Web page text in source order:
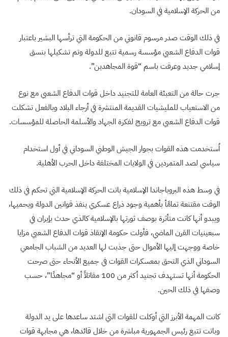
من الحركة الإسلامية في السودان.
في ذلك الوقت صدر مرسوم قانوني من الحكومة التي ترأسها البشير باعتبار
قوات الدفاع الشعبي مؤسسة رسمية تتبع للدولة وتم تشكيلها بنسق
إسلامي جديد وعرفت باسم “قوة المجاهدين”.
جرت حالة من التعبئة العامة للتجنيد داخل قوات الدفاع الشعبي مع نوع
من الاستعياب للمليشيات القديمة المنتشرة في أرجاء البلاد وبالفعل تشكلت
قوات الدفاع الشعبي مع ترويج لفكرة الجهاد والأسلمة الحاصلة للمؤسسات.
اُستخدمت هذه القوات بجوار الجيش الوطني السوداني في أول استخدام
سياسي لصد المتمردين في الولايات المختلفة داخل الحرب الأهلية.
في وسط هذه البروباجاندا الإسلامية باتت الحركة الإسلامية التي تحكم في ذلك
الوقت مقتنعة تمامًأ بأهمية وجود ذراع عسكري ينفذ قوانين الدولة ويحميها،
ويبدو أنها كانت متأثرة بوصف ثورتها بالإسلامية كالذي حدث بإيران في
سبعينيات القرن الماضي، فأولت حكومة الإنقاذ قوات الدفاع الشعبي مزايا
خاصة ووجهت إليها الأموال حتى جذبت لها العديد من الشباب الجامعي
السوداني الذي التحق بمعسكرات القوات في جميع الأنحاء حتى صرحت
الحكومة أنها تستهدف تجنيد أكثر من 100 مقاتلاً أو “مجاهدًا”، حسب
وصفها في ذلك الحين.
كانت المهمة الأبرز التي أوكلت للقوات التي اشتد ساعدها على يد الدولة
وباتت تتبع رئيس الجمهورية مباشرة من خلال قائدها، هي مجابهة قوات